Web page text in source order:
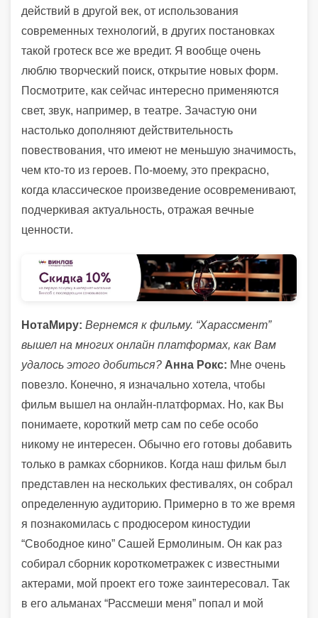
действий в другой век, от использования
современных технологий, в других постановках
такой гротеск все же вредит. Я вообще очень
люблю творческий поиск, открытие новых форм.
Посмотрите, как сейчас интересно применяются
свет, звук, например, в театре. Зачастую они
настолько дополняют действительность
повествования, что имеют не меньшую значимость,
чем кто-то из героев. По-моему, это прекрасно,
когда классическое произведение осовременивают,
подчеркивая актуальность, отражая вечные
ценности.
НотаМиру: Вернемся к фильму. “Харассмент”
вышел на многих онлайн платформах, как Вам
удалось этого добиться? Анна Рокс: Мне очень
повезло. Конечно, я изначально хотела, чтобы
фильм вышел на онлайн-платформах. Но, как Вы
понимаете, короткий метр сам по себе особо
никому не интересен. Обычно его готовы добавить
только в рамках сборников. Когда наш фильм был
представлен на нескольких фестивалях, он собрал
определенную аудиторию. Примерно в то же время
я познакомилась с продюсером киностудии
“Свободное кино” Сашей Ермолиным. Он как раз
собирал сборник короткометражек с известными
актерами, мой проект его тоже заинтересовал. Так
в его альманах “Рассмеши меня” попал и мой